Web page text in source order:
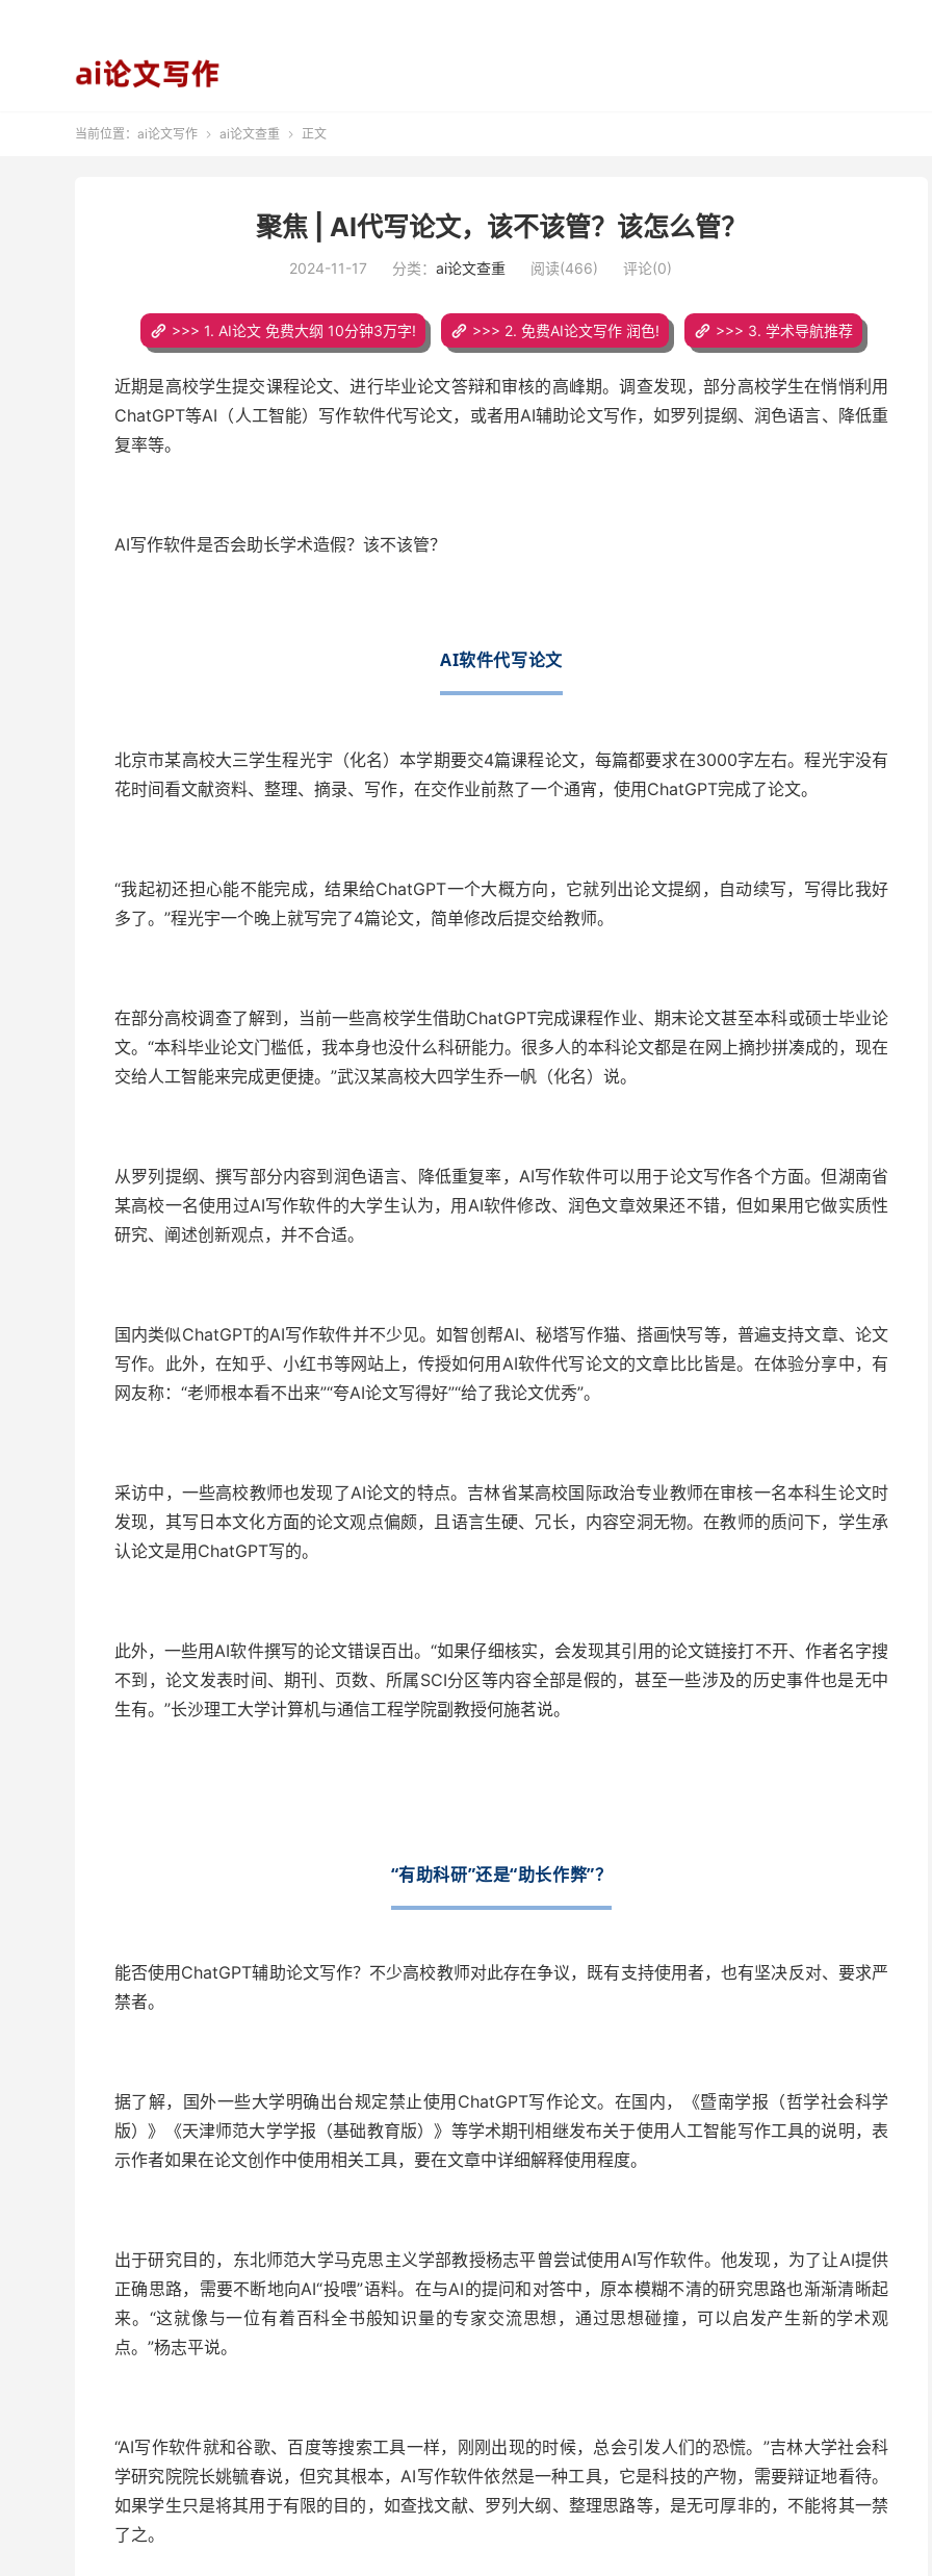
当前位置： ai论文写作  ai论文查重  正文
聚焦 | AI代写论文，该不该管？该怎么管？
2024-11-17 分类： ai论文查重 阅读(466) 评论(0)
>>> 1. AI论文 免费大纲 10分钟3万字! >>> 2. 免费AI论文写作 润色! >>> 3. 学术导航推荐
近期是高校学生提交课程论文、进行毕业论文答辩和审核的高峰期。调查发现，部分高校学生在悄悄利用
ChatGPT等AI（人工智能）写作软件代写论文，或者用AI辅助论文写作，如罗列提纲、润色语言、降低重
复率等。
AI写作软件是否会助长学术造假？该不该管？
AI软件代写论文
北京市某高校大三学生程光宇（化名）本学期要交4篇课程论文，每篇都要求在3000字左右。程光宇没有
花时间看文献资料、整理、摘录、写作，在交作业前熬了一个通宵，使用ChatGPT完成了论文。
“我起初还担心能不能完成，结果给ChatGPT一个大概方向，它就列出论文提纲，自动续写，写得比我好
多了。”程光宇一个晚上就写完了4篇论文，简单修改后提交给教师。
在部分高校调查了解到，当前一些高校学生借助ChatGPT完成课程作业、期末论文甚至本科或硕士毕业论
文。“本科毕业论文门槛低，我本身也没什么科研能力。很多人的本科论文都是在网上摘抄拼凑成的，现在
交给人工智能来完成更便捷。”武汉某高校大四学生乔一帆（化名）说。
从罗列提纲、撰写部分内容到润色语言、降低重复率，AI写作软件可以用于论文写作各个方面。但湖南省
某高校一名使用过AI写作软件的大学生认为，用AI软件修改、润色文章效果还不错，但如果用它做实质性
研究、阐述创新观点，并不合适。
国内类似ChatGPT的AI写作软件并不少见。如智创帮AI、秘塔写作猫、搭画快写等，普遍支持文章、论文
写作。此外，在知乎、小红书等网站上，传授如何用AI软件代写论文的文章比比皆是。在体验分享中，有
网友称：“老师根本看不出来”“夸AI论文写得好”“给了我论文优秀”。
采访中，一些高校教师也发现了AI论文的特点。吉林省某高校国际政治专业教师在审核一名本科生论文时
发现，其写日本文化方面的论文观点偏颇，且语言生硬、冗长，内容空洞无物。在教师的质问下，学生承
认论文是用ChatGPT写的。
此外，一些用AI软件撰写的论文错误百出。“如果仔细核实，会发现其引用的论文链接打不开、作者名字搜
不到，论文发表时间、期刊、页数、所属SCI分区等内容全部是假的，甚至一些涉及的历史事件也是无中
生有。”长沙理工大学计算机与通信工程学院副教授何施茗说。
“有助科研”还是“助长作弊”？
能否使用ChatGPT辅助论文写作？不少高校教师对此存在争议，既有支持使用者，也有坚决反对、要求严
禁者。
据了解，国外一些大学明确出台规定禁止使用ChatGPT写作论文。在国内，《暨南学报（哲学社会科学
版）》《天津师范大学学报（基础教育版）》等学术期刊相继发布关于使用人工智能写作工具的说明，表
示作者如果在论文创作中使用相关工具，要在文章中详细解释使用程度。
出于研究目的，东北师范大学马克思主义学部教授杨志平曾尝试使用AI写作软件。他发现，为了让AI提供
正确思路，需要不断地向AI“投喂”语料。在与AI的提问和对答中，原本模糊不清的研究思路也渐渐清晰起
来。“这就像与一位有着百科全书般知识量的专家交流思想，通过思想碰撞，可以启发产生新的学术观
点。”杨志平说。
“AI写作软件就和谷歌、百度等搜索工具一样，刚刚出现的时候，总会引发人们的恐慌。”吉林大学社会科
学研究院院长姚毓春说，但究其根本，AI写作软件依然是一种工具，它是科技的产物，需要辩证地看待。
如果学生只是将其用于有限的目的，如查找文献、罗列大纲、整理思路等，是无可厚非的，不能将其一禁
了之。